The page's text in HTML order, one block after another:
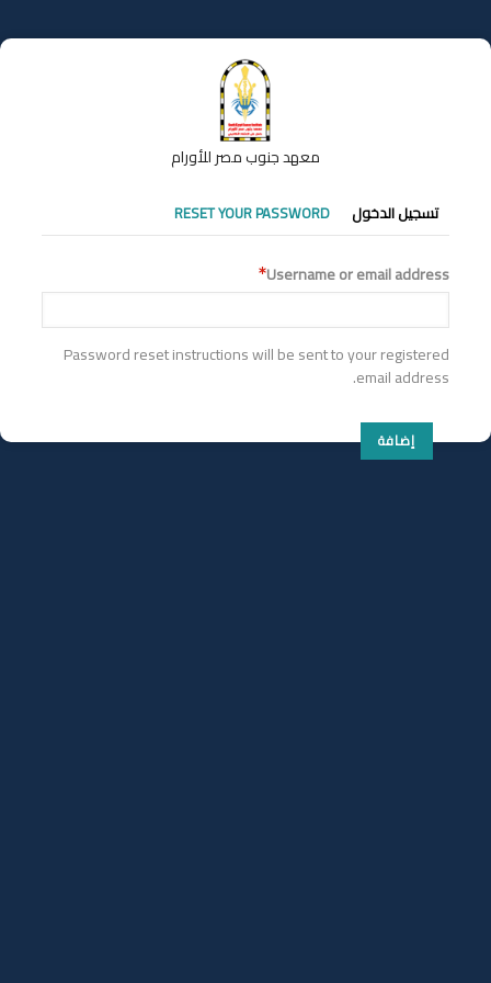
إلى
المحتوى
معهد جنوب مصر للأورام
التبويبات
الأساسية
تسجيل الدخول RESET YOUR PASSWORD
Username or email address
Password reset instructions will be sent to your registered
email address.